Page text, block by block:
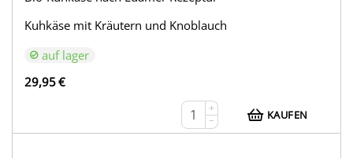
Kuhkäse mit Kräutern und Knoblauch
auf lager
29,95€
+
−
KAUFEN